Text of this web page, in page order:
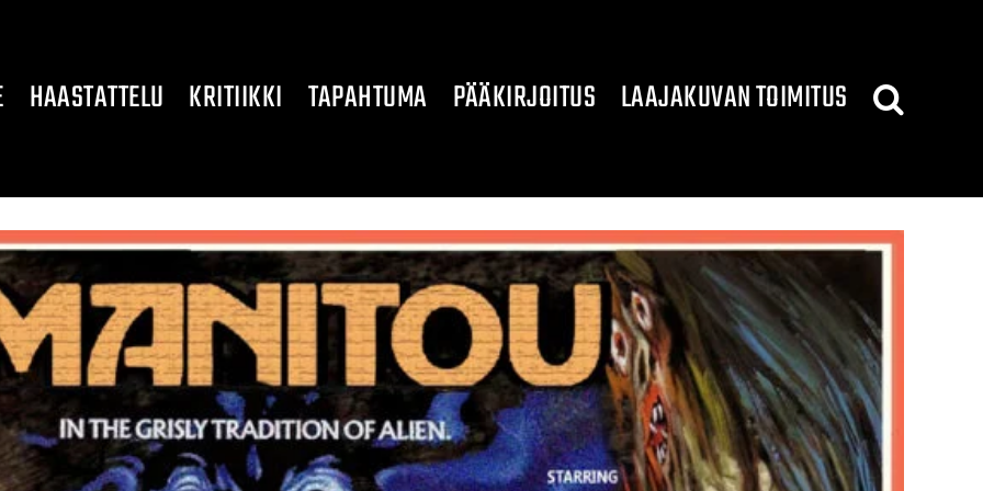
HAASTATTELU KRITIIKKI TAPAHTUMA PÄÄKIRJOITUS LAAJAKUVAN TOIMITUS